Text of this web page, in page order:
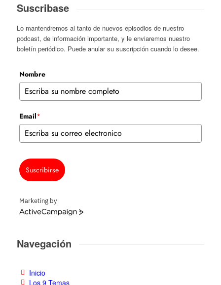
Suscribase
Lo mantendremos al tanto de nuevos episodios de nuestro
podcast, de información importante, y le enviaremos nuestro
boletín periódico. Puede anular su suscripción cuando lo desee.
Nombre
Email*
Suscribirse
Marketing by
ActiveCampaign
Navegación
Inicio
Los 9 Temas